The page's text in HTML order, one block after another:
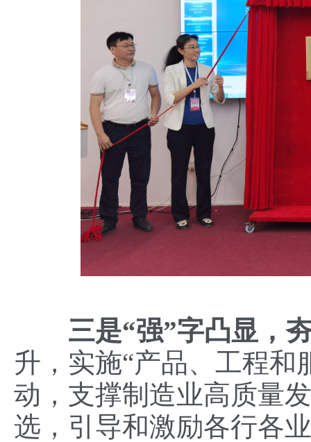
三是“强”字凸显 ，
升，实施“产品、工程和
动，支撑制造业高质量
选，引导和激励各行各